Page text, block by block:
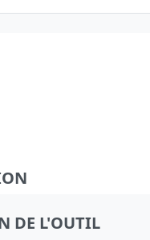
DE L'OUTIL